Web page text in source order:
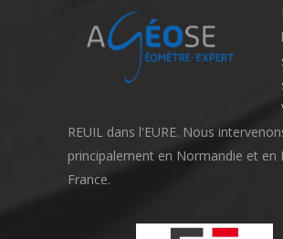
REUIL dans l'EURE. Nous
principalement en Normandie et en
France.